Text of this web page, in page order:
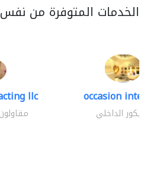
الخدمات المتوفرة من
llc occasion interiors
الديكور الداخلي